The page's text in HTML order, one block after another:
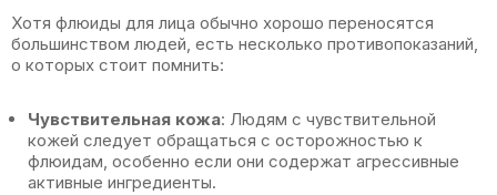
Хотя флюиды для лица обычно хорошо переносятся
большинством людей, есть несколько противопоказаний,
о которых стоит помнить:
Чувствительная кожа: Людям с чувствительной
кожей следует обращаться с осторожностью к
флюидам, особенно если они содержат агрессивные
активные ингредиенты.